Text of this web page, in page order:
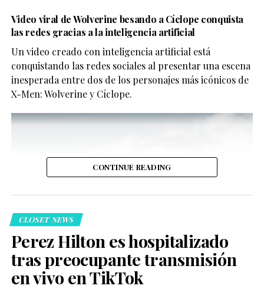
Video viral de Wolverine besando a Cíclope conquista
las redes gracias a la inteligencia artificial
Un video creado con inteligencia artificial está
conquistando las redes sociales al presentar una escena
inesperada entre dos de los personajes más icónicos de
X-Men: Wolverine y Cíclope.
CONTINUE READING
CLOSET NEWS
Perez Hilton es hospitalizado
tras preocupante transmisión
en vivo en TikTok